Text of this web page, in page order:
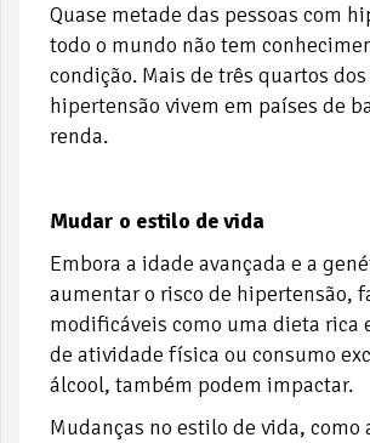
Quase metade das pessoas com
todo o mundo não tem
condição. Mais de três quartos
hipertensão vivem em países de
renda.
Mudar o estilo de vida
Embora a idade avançada e a
aumentar o risco de hipertensão,
modificáveis como uma dieta rica
de atividade física ou consumo
álcool, também podem impactar.
Mudanças no estilo de vida, como